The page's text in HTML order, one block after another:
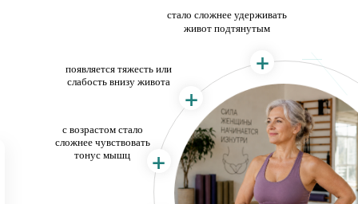
стало сложнее удерживать
живот подтянутым
с возрастом стало
сложнее чувствовать
тонус мышц
появляется тяжесть или
слабость внизу живота
+
+
+